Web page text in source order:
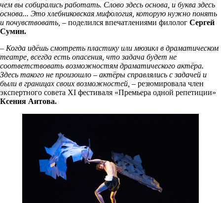
чем вы собирались работать. Слово здесь основа, и буква здесь
основа... Это хлебниковская мифология, которую нужно понять
и почувствовать, – поделился впечатлениями филолог Сергей
Сумин.
– Когда идёшь смотреть пластику или мюзикл в драматическом
театре, всегда есть опасения, что задача будет не
соответствовать возможностям драматического актёра.
Здесь такого не произошло – актёры справлялись с задачей и
были в границах своих возможностей, – резюмировала член
экспертного совета XI фестиваля «Премьера одной репетиции»
Ксения Аитова.